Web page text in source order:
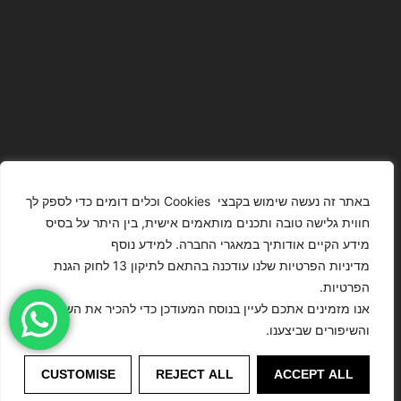
באתר זה נעשה שימוש בקבצי Cookies וכלים דומים כדי לספק לך
חווית גלישה טובה ותכנים מותאמים אישית, בין היתר על בסיס
מידע הקיים אודותיך במאגרי החברה. למידע נוסף
מדיניות הפרטיות שלנו עודכנה בהתאם לתיקון 13 לחוק הגנת
הפרטיות.
אנו מזמינים אתכם לעיין בנוסח המעודכן כדי להכיר את השינויים
והשיפורים שביצענו.
CUSTOMISE REJECT ALL ACCEPT ALL
Presented On
This Website
Have Been
Digitally
Enhanced Or
Modified.
MODELS
הזכויות שמורות
הפרטיות
הצהרת נגישות